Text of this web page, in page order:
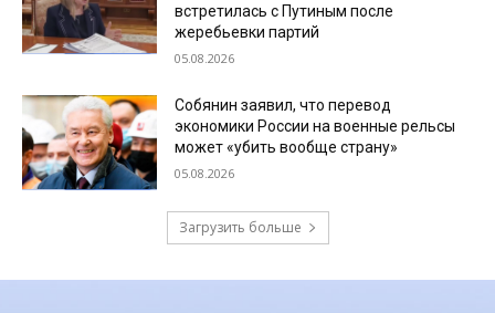
встретилась с Путиным после
жеребьевки партий
05.08.2026
Собянин заявил, что перевод
экономики России на военные рельсы
может «убить вообще страну»
05.08.2026
Загрузить больше